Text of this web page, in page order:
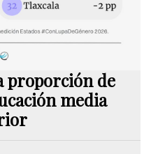
proporción de
media